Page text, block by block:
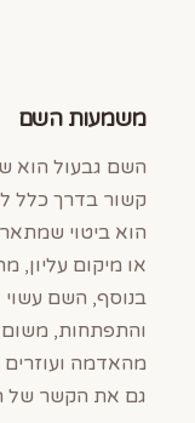
משמעות השם
השם גבעול הוא
קשור בדרך כלל
הוא ביטוי
או מיקום עליון,
בנוסף, השם
והתפתחות,
מהאדמה
גם את הקשר של